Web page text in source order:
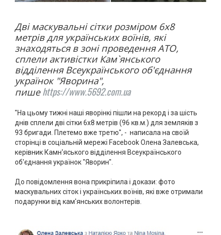
Дві маскувальні сітки розміром 6х8
метрів для українських воїнів, які
знаходяться в зоні проведення АТО,
сплели активістки Кам`янського
відділення Всеукраїнського об'єднання
українок "Яворина",
пише https://www.5692.com.ua
"На цьому тижні наші яворінкі пішли на рекорд і за шість
днів сплели дві сітки 6х8 метрів (96 кв.м.) для земляків з
93 бригади. Плетемо вже третю", - написала на своїй
сторінці в соціальній мережі Facebook Олена Залевська,
керівник Камн'яського відділення Всеукраїнського
об'єднання українок "Яворин".
До повідомлення вона прикріпила і докази: фото
маскувальних сіток і українських воїнів, які вже отримали
подарунки від кам'янських волонтерів.